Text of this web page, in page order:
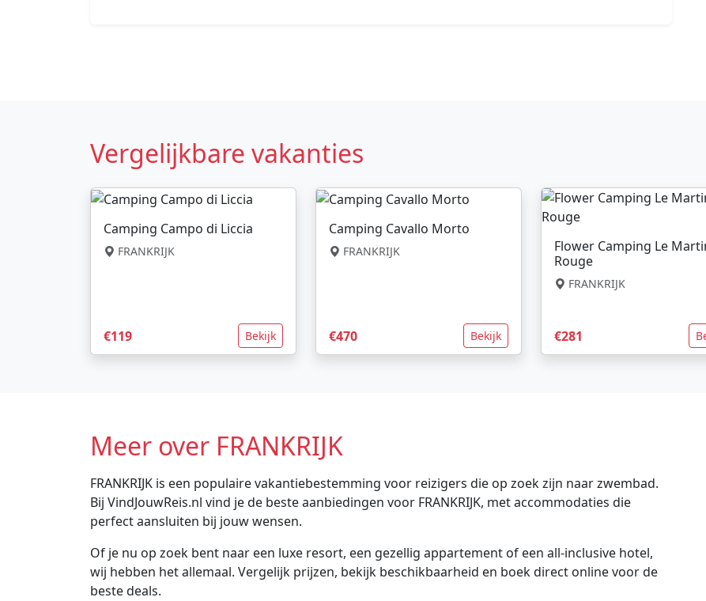
Vergelijkbare vakanties
Camping Campo di Liccia
FRANKRIJK
€119 Bekijk
Camping Cavallo Morto
FRANKRIJK
€470 Bekijk
Flower Camping Le
Rouge
FRANKRIJK
€281
Meer over FRANKRIJK
FRANKRIJK is een populaire vakantiebestemming voor reizigers die op zoek zijn naar zwembad.
Bij VindJouwReis.nl vind je de beste aanbiedingen voor FRANKRIJK, met accommodaties die
perfect aansluiten bij jouw wensen.
Of je nu op zoek bent naar een luxe resort, een gezellig appartement of een all-inclusive hotel,
wij hebben het allemaal. Vergelijk prijzen, bekijk beschikbaarheid en boek direct online voor de
beste deals.